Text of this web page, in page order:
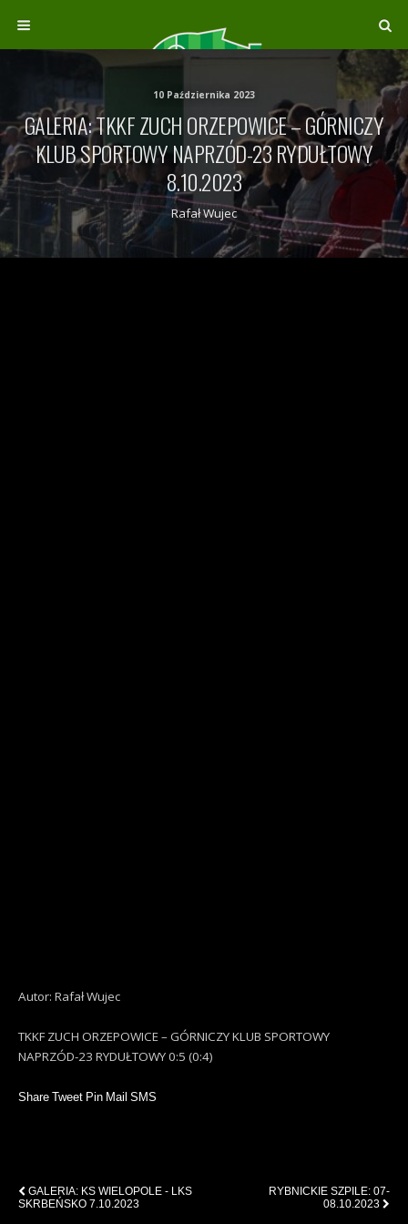
10 Października 2023
GALERIA: TKKF ZUCH ORZEPOWICE – GÓRNICZY
KLUB SPORTOWY NAPRZÓD-23 RYDUŁTOWY
8.10.2023
Rafał Wujec
Autor: Rafał Wujec
TKKF ZUCH ORZEPOWICE – GÓRNICZY KLUB SPORTOWY
NAPRZÓD-23 RYDUŁTOWY 0:5 (0:4)
Share Tweet Pin Mail SMS
GALERIA: KS WIELOPOLE - LKS
SKRBEŃSKO 7.10.2023
RYBNICKIE SZPILE: 07-
08.10.2023